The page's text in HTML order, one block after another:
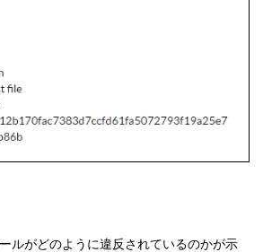
ルがどのように違反されているのかが示